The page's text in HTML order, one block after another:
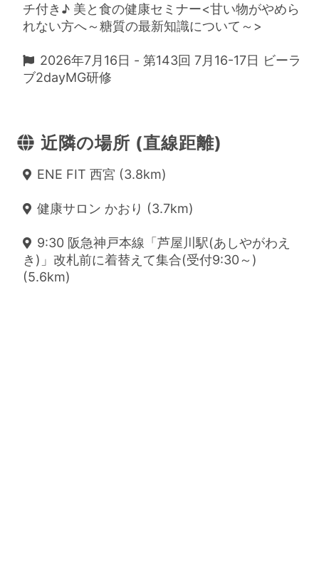
チ付き♪ 美と食の健康セミナー<甘い物がやめら
れない方へ～糖質の最新知識について～>
2026年7月16日 - 第143回 7月16-17日 ビーラ
ブ2dayMG研修
近隣の場所 (直線距離)
ENE FIT 西宮 (3.8km)
健康サロン かおり (3.7km)
9:30 阪急神戸本線「芦屋川駅(あしやがわえ
き)」改札前に着替えて集合(受付9:30～)
(5.6km)